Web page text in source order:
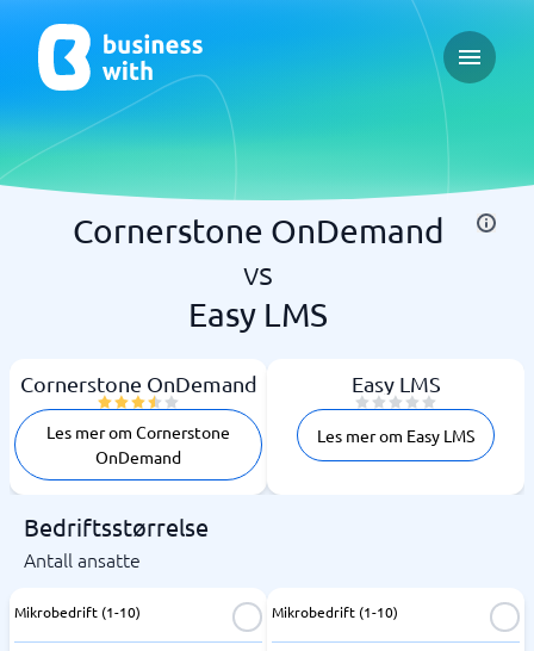
Open
Cornerstone OnDemand
vs
Easy LMS
Cornerstone OnDemand
Les mer om Cornerstone
OnDemand
Easy LMS
Les mer om Easy LMS
Bedriftsstørrelse
Antall ansatte
Mikrobedrift (1-10) Mikrobedrift (1-10)